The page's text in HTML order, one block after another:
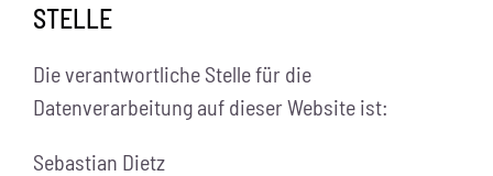
STELLE
Die verantwortliche Stelle für die
Datenverarbeitung auf dieser Website ist:
Sebastian Dietz